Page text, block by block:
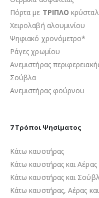
Πόρτα με ΤΡΙΠΛΟ
Χειρολαβή αλουμινίου
Ψηφιακό χρονόμετρο*
Ράγες χρωμίου
Ανεμιστήρας
Σούβλα
Ανεμιστήρας φούρνου
7 Τρόποι Ψησίματος
Κάτω καυστήρας
Κάτω καυστήρας και Αέρας
Κάτω καυστήρας και
Κάτω καυστήρας, Αέρας